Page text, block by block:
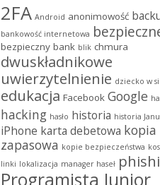
2FA Android anonimowość
bankowość internetowa
bezpieczny bank blik chmura
dwuskładnikowe
uwierzytelnienie dziecko w
edukacja Facebook Google
hacking hasło historia historia
iPhone karta debetowa kopia
zapasowa kopie bezpieczeństwa
linki lokalizacja manager haseł
Programista Junior